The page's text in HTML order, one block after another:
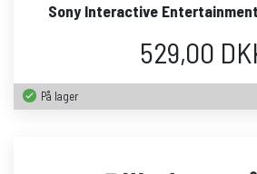
Sony Interactive
529,00
På lager